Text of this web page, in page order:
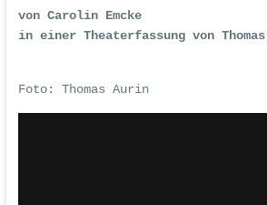
von Carolin Emcke
in einer Theaterfassung von
Foto: Thomas Aurin